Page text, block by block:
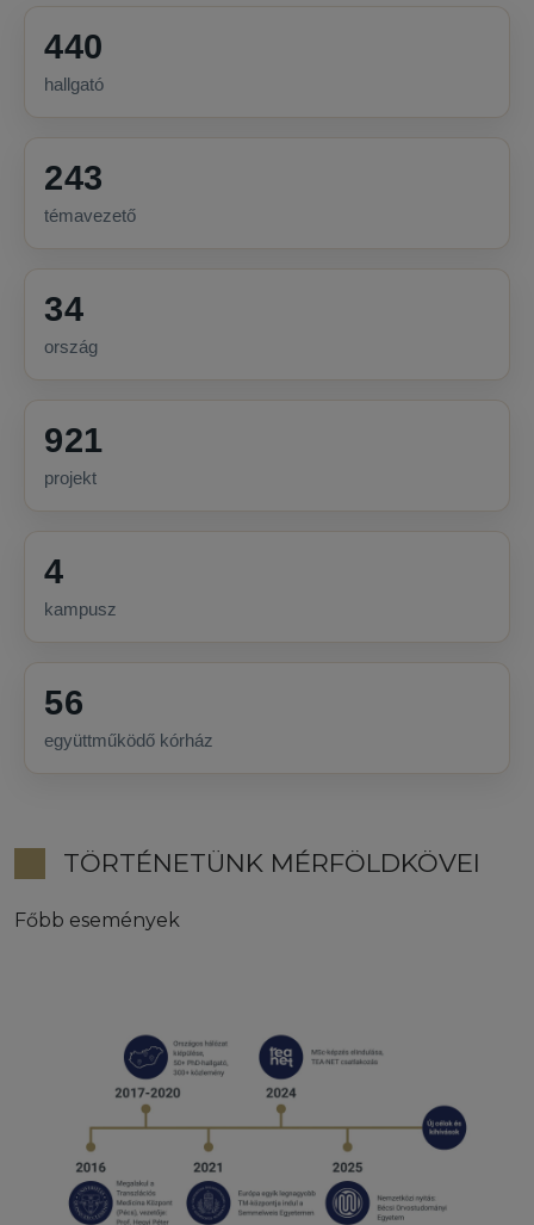
440
hallgató
243
témavezető
34
ország
921
projekt
4
kampusz
56
együttműködő kórház
TÖRTÉNETÜNK MÉRFÖLDKÖVEI
Főbb események